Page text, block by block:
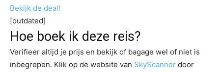
Bekijk de deal!
[outdated]
Hoe boek ik deze reis?
Verifieer altijd je prijs en bekijk of bagage wel of niet is
inbegrepen. Klik op de website van SkyScanner door